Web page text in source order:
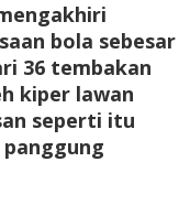
bola sebesar
36 tembakan
kiper lawan
seperti itu